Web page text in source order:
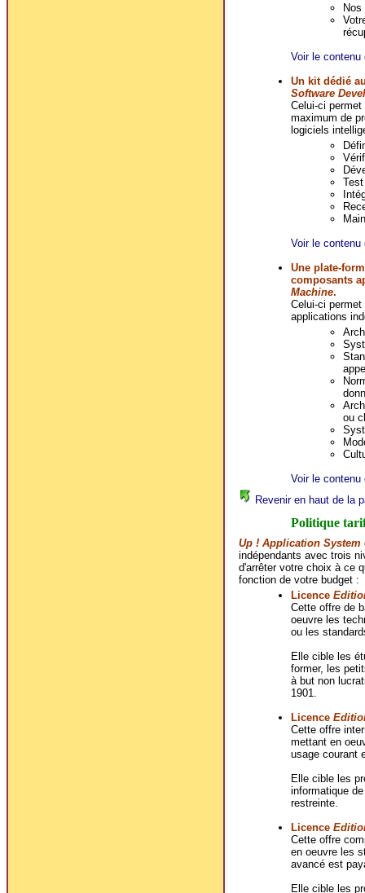
Nos
Voir le contenu
Un kit dédié
Software
Celui-ci
maximum de
logiciels
Voir le contenu
Une plate-
composants
Machine.
Celui-ci
applications
ou
Voir le contenu
Revenir en haut de la
Politique
Up ! Application System
indépendants avec trois
d'arrêter votre choix à ce
fonction de votre budget :
Licence
Cette offre de
oeuvre les
ou les
Elle cible les
former, les
à but non
1901.
Licence
Cette offre
mettant en
usage courant
Elle cible les
informatique
restreinte.
Licence
Cette offre
en oeuvre les
avancé est
Elle cible les